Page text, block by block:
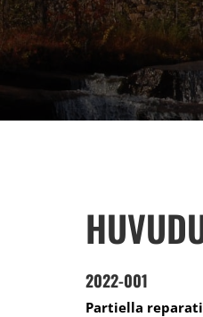
2022-001
Partiella